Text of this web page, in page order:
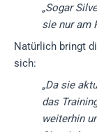
„Sogar
sie nur am
Natürlich bringt
sich:
„Da sie
das
weiterhin